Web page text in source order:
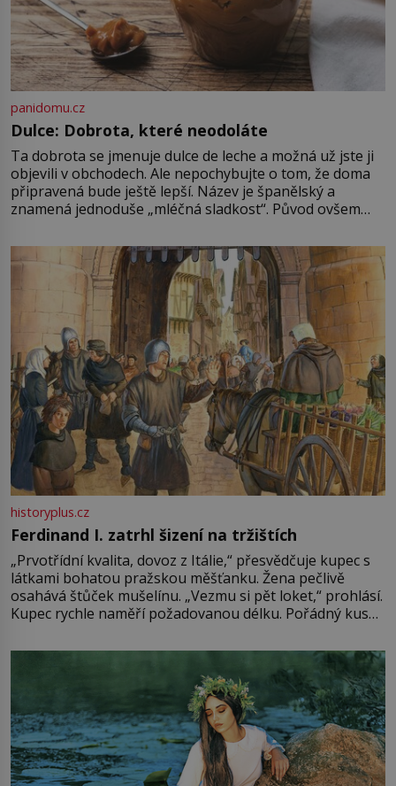
panidomu.cz
Dulce: Dobrota, které neodoláte
Ta dobrota se jmenuje dulce de leche a možná už jste ji
objevili v obchodech. Ale nepochybujte o tom, že doma
připravená bude ještě lepší. Název je španělský a
znamená jednoduše „mléčná sladkost“. Původ ovšem
pře hned několik latinskoamerických zemí a k tomu
Francie, kde se traduje,
historyplus.cz
Ferdinand I. zatrhl šizení na tržištích
„Prvotřídní kvalita, dovoz z Itálie,“ přesvědčuje kupec s
látkami bohatou pražskou měšťanku. Žena pečlivě
osahává štůček mušelínu. „Vezmu si pět loket,“ prohlásí.
Kupec rychle naměří požadovanou délku. Pořádný kus
milostpaní. Stačí jenom na sukni,“ zhodnotí švadlena
množství růžového mušelínu. „Ošidili vás, podívejte.“